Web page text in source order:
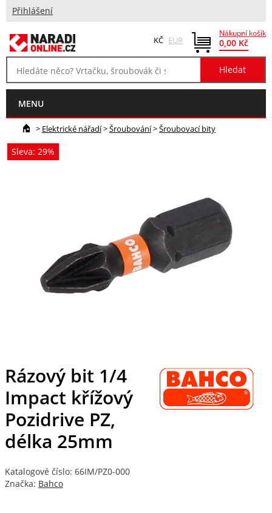
Přihlášení
Nákupní košík
0,00 Kč
KČ EUR
MENU
> Elektrické nářadí>Šroubování>Šroubovací bity
Sleva: 29%
Rázový bit 1/4
Impact křížový
Pozidrive PZ,
délka 25mm
Katalogové číslo: 66IM/PZ0-000
Značka: Bahco